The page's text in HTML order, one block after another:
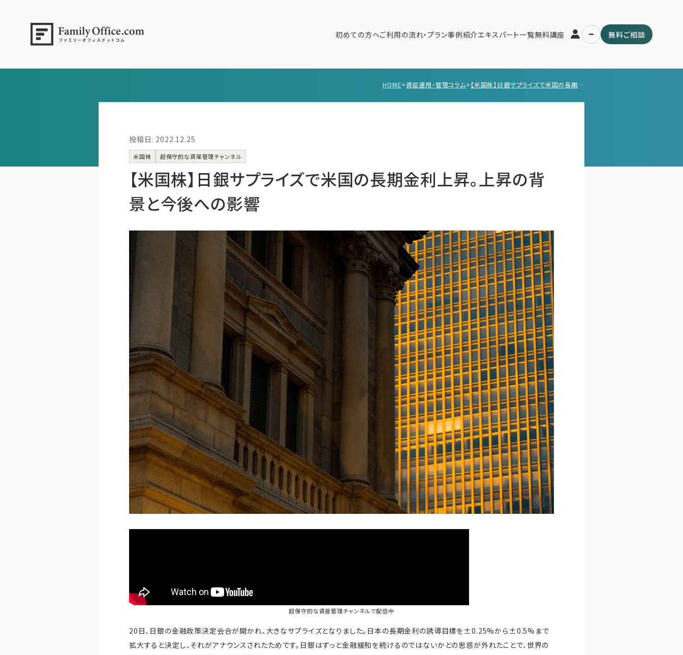
初めての方へご利用の流れ・プラン事例紹介エキスパート一覧無料講座 無料ご相談
HOME>資産運用・管理コラム> 【米国株】日銀サプライズで米国の長期金利上昇。上昇の背景と今後への影響
投稿日: 2022.12.25
米国株 超保守的な資産管理チャンネル
【米国株】日銀サプライズで米国の長期金利上昇。上昇の背
景と今後への影響
超保守的な資産管理チャンネルで配信中
20日、日銀の金融政策決定会合が開かれ、大きなサプライズとなりました。日本の長期金利の誘導目標を±0.25%から±0.5%まで
拡大すると決定し、それがアナウンスされたためです。日銀はずっと金融緩和を続けるのではないかとの思惑が外れたことで、世界の